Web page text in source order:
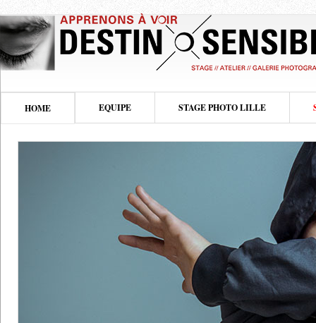
HOME EQUIPE STAGE PHOTO LILLE